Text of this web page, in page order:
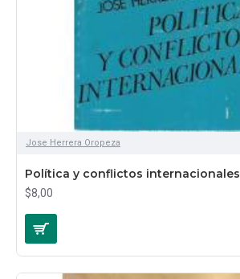
Jose Herrera Oropeza
Política y conflictos internacionales
$8,00